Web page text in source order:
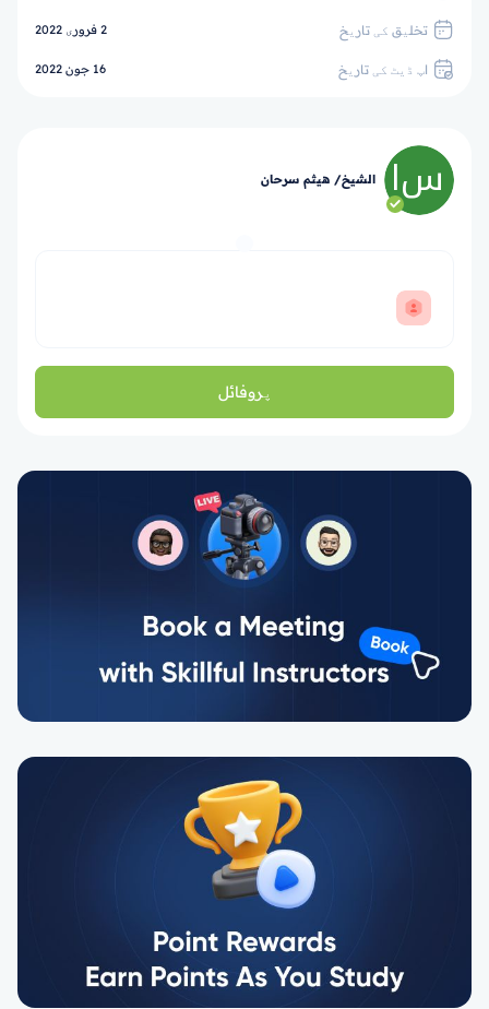
تخلیق کی تاریخ 2 فروری 2022
اپ ڈیٹ کی تاریخ 16 جون 2022
الشيخ/ هيثم سرحان
پروفائل